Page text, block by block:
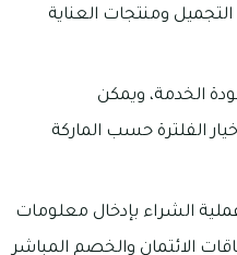
ومنتجات العناية
الخدمة، ويمكن
الفلترة حسب الماركة
الشراء بإدخال معلومات
الائتمان والخصم المباشر